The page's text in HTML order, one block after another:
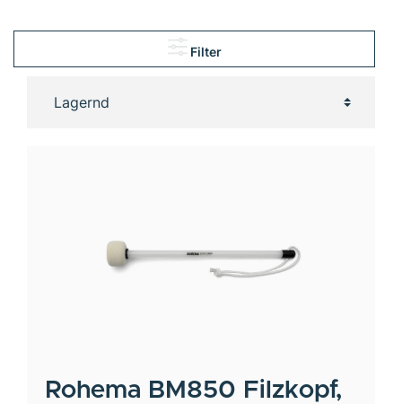
Filter
Rohema BM850 Filzkopf,